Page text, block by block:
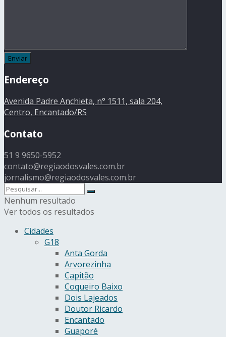
Endereço
Avenida Padre Anchieta, n° 1511, sala 204,
Centro, Encantado/RS
Contato
51 9 9650-5952
contato@regiaodosvales.com.br
jornalismo@regiaodosvales.com.br
Nenhum resultado
Ver todos os resultados
Cidades
G18
Anta Gorda
Arvorezinha
Capitão
Coqueiro Baixo
Dois Lajeados
Doutor Ricardo
Encantado
Guaporé